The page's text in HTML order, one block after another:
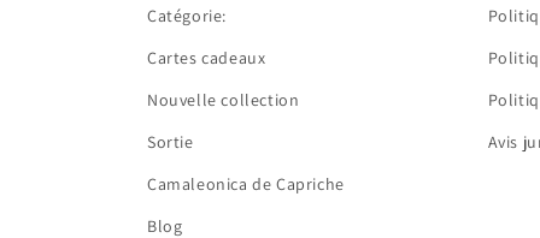
Catégorie:
Cartes cadeaux
Nouvelle collection
Sortie
Camaleonica de Capriche
Blog
Avis